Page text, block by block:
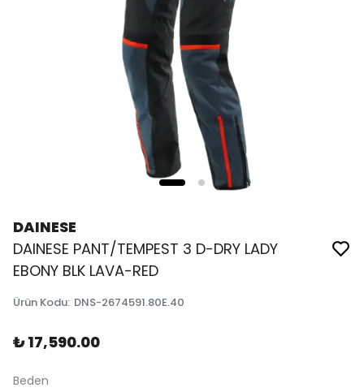
DAINESE
DAINESE PANT/TEMPEST 3 D-DRY LADY
EBONY BLK LAVA-RED
Ürün Kodu: DNS-2674591.80E.40
₺ 17,590.00
Beden